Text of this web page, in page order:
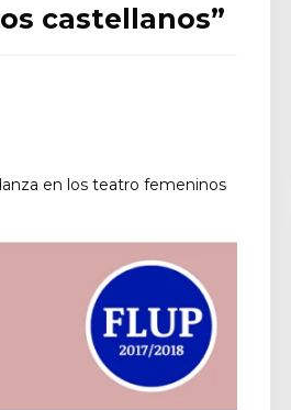
castellanos”
en los teatro femeninos